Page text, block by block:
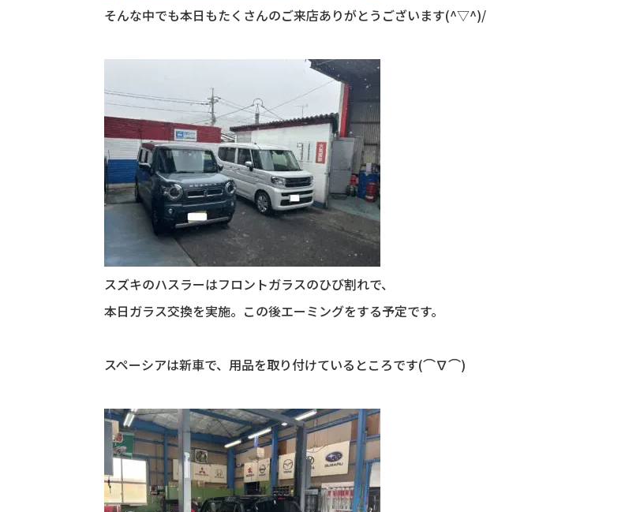
そんな中でも本日もたくさんのご来店ありがとうございます(^▽^)/
スズキのハスラーはフロントガラスのひび割れで、
本日ガラス交換を実施。この後エーミングをする予定です。
スペーシアは新車で、用品を取り付けているところです(⌒∇⌒)